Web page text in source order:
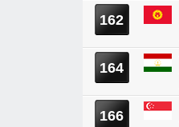
162
164
166